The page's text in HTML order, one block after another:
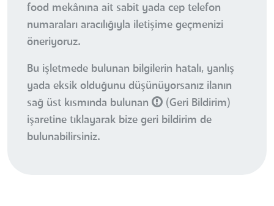
food mekânına ait sabit yada cep telefon
numaraları aracılığıyla iletişime geçmenizi
öneriyoruz.
Bu işletmede bulunan bilgilerin hatalı, yanlış
yada eksik olduğunu düşünüyorsanız ilanın
sağ üst kısmında bulunan
(Geri Bildirim)
işaretine tıklayarak bize geri bildirim de
bulunabilirsiniz.